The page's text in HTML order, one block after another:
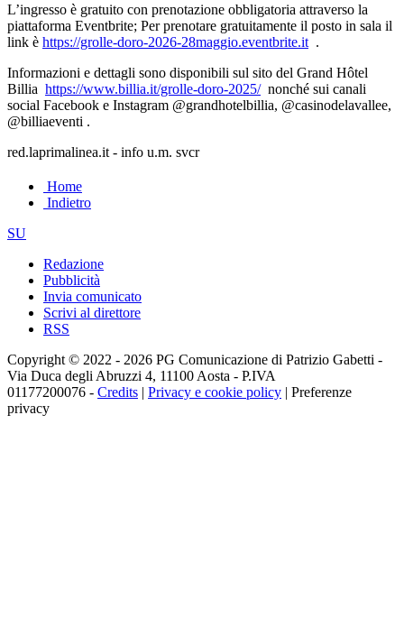
L’ingresso è gratuito con prenotazione obbligatoria attraverso la
piattaforma Eventbrite; Per prenotare gratuitamente il posto in sala il
link è https://grolle-doro-2026-28maggio.eventbrite.it .
Informazioni e dettagli sono disponibili sul sito del Grand Hôtel
Billia https://www.billia.it/grolle-doro-2025/nonché sui canali
social Facebook e Instagram @grandhotelbillia, @casinodelavallee,
@billiaeventi .
red.laprimalinea.it - info u.m. svcr
Home
Indietro
SU
Redazione
Pubblicità
Invia comunicato
Scrivi al direttore
RSS
Copyright © 2022 - 2026 PG Comunicazione di Patrizio Gabetti -
Via Duca degli Abruzzi 4, 11100 Aosta - P.IVA
01177200076 - Credits | Privacy e cookie policy | Preferenze
privacy